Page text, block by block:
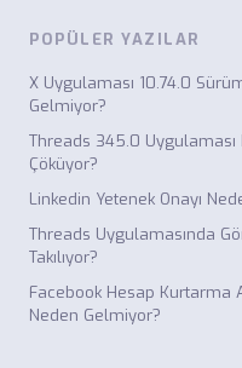
POPÜLER YAZILAR
X Uygulaması 10.74.0
Gelmiyor?
Threads 345.0
Çöküyor?
Linkedin Yetenek Onayı
Threads Uygulamasında
Takılıyor?
Facebook Hesap Kurtarma
Neden Gelmiyor?